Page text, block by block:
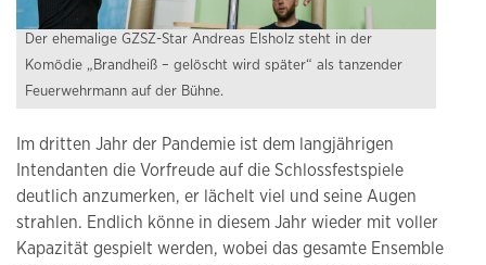
Der ehemalige GZSZ-Star Andreas Elsholz steht in der
Komödie „Brandheiß – gelöscht wird später“ als tanzender
Feuerwehrmann auf der Bühne.
Im dritten Jahr der Pandemie ist dem langjährigen
Intendanten die Vorfreude auf die Schlossfestspiele
deutlich anzumerken, er lächelt viel und seine Augen
strahlen. Endlich könne in diesem Jahr wieder mit voller
Kapazität gespielt werden, wobei das gesamte Ensemble